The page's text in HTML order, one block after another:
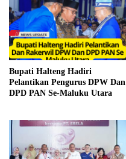
Bupati Halteng Hadiri
Pelantikan Pengurus DPW Dan
DPD PAN Se-Maluku Utara